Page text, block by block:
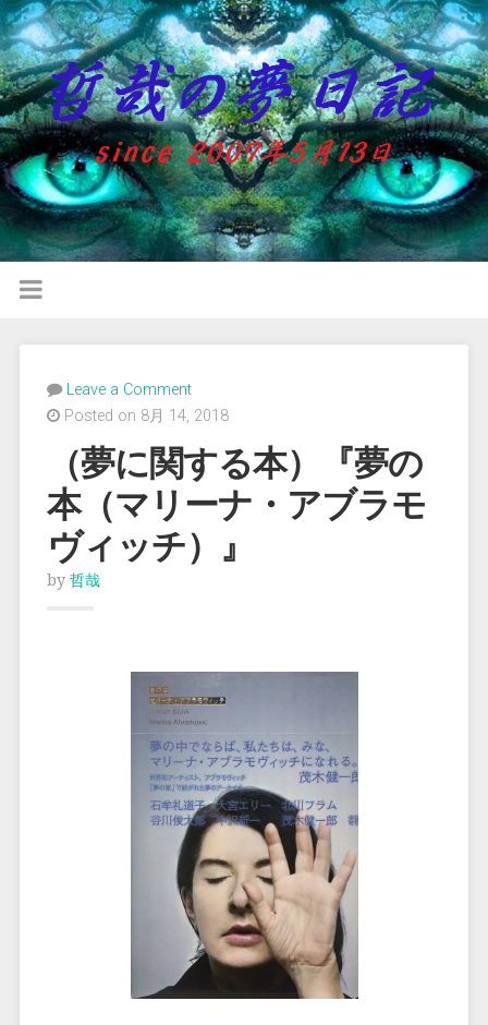
Leave a Comment
Posted on 8月 14, 2018
（夢に関する本）『夢の
本（マリーナ・アブラモ
ヴィッチ）』
by 哲哉